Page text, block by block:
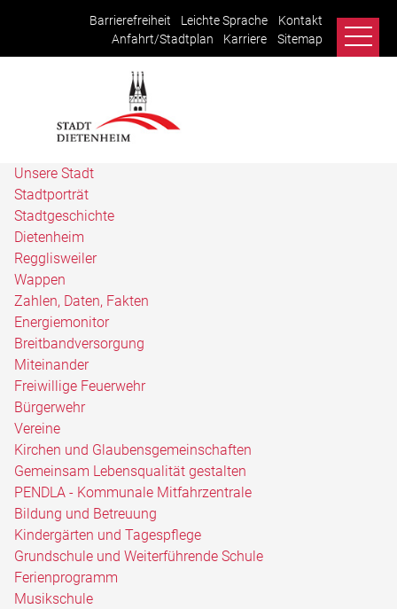
Barrierefreiheit Leichte Sprache
Kontakt
Anfahrt/Stadtplan
Karriere Sitemap
Unsere Stadt
Stadtporträt
Stadtgeschichte
Dietenheim
Regglisweiler
Wappen
Zahlen, Daten, Fakten
Energiemonitor
Breitbandversorgung
Miteinander
Freiwillige Feuerwehr
Bürgerwehr
Vereine
Kirchen und Glaubensgemeinschaften
Gemeinsam Lebensqualität gestalten
PENDLA - Kommunale Mitfahrzentrale
Bildung und Betreuung
Kindergärten und Tagespflege
Grundschule und Weiterführende Schule
Ferienprogramm
Musikschule